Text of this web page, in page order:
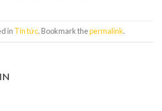
in Tin tức. Bookmark thepermalink.